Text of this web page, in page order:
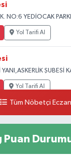
NO:6 YEDİOCAK PARKI
Yol Tarifi Al
ŞUBESİ
Yol Tarifi Al
Tüm Nöbetçi
Puan